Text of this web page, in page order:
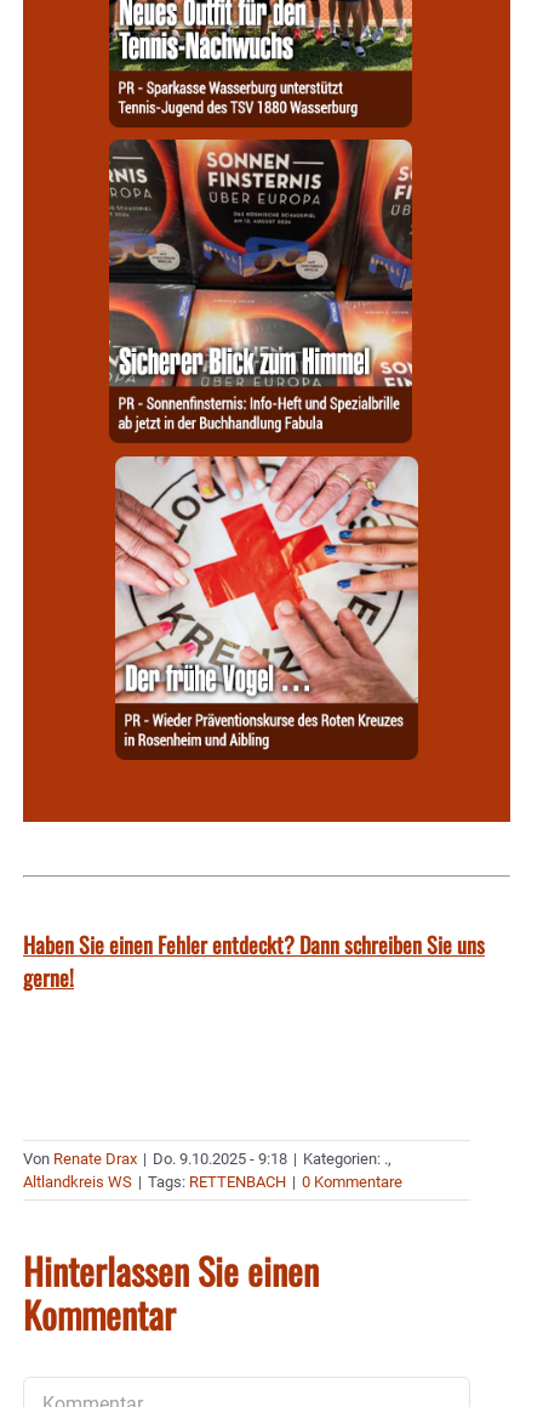
Haben Sie einen Fehler entdeckt? Dann schreiben Sie uns
gerne!
Von Renate Drax | Do. 9.10.2025 - 9:18 | Kategorien: .,
Altlandkreis WS | Tags: RETTENBACH | 0 Kommentare
Hinterlassen Sie einen
Kommentar